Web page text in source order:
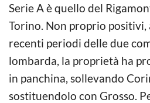
Serie A è quello del
Torino. Non proprio positivi,
recenti periodi delle due
lombarda, la proprietà ha
in panchina, sollevando
sostituendolo con Grosso.